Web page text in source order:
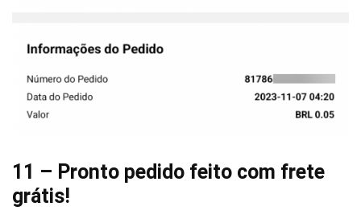
11 – Pronto pedido feito com frete
grátis!